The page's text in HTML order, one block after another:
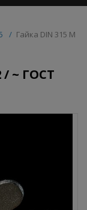
/ Гайка DIN 315 M
/ ~ ГОСТ